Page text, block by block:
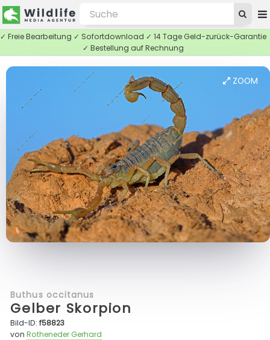
✓ Freie Bearbeitung ✓ Sofortdownload ✓ 14 Tage Geld-zurück-Garantie
✓ Bestellung auf Rechnung
ZOOM
Buthus occitanus
Gelber Skorpion
Bild-ID:f58823
vonRotheneder Gerhard